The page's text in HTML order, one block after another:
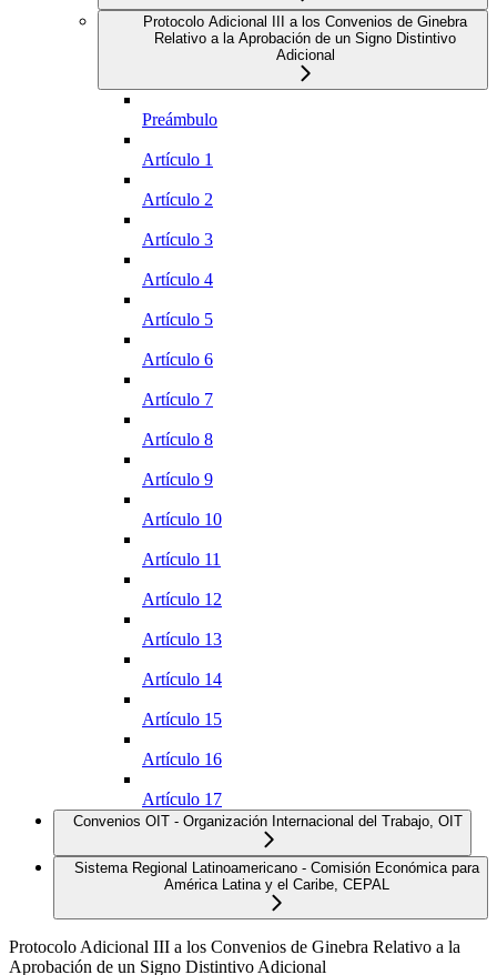
Protocolo Adicional III a los Convenios de Ginebra
Relativo a la Aprobación de un Signo Distintivo
Adicional
Preámbulo
Artículo 1
Artículo 2
Artículo 3
Artículo 4
Artículo 5
Artículo 6
Artículo 7
Artículo 8
Artículo 9
Artículo 10
Artículo 11
Artículo 12
Artículo 13
Artículo 14
Artículo 15
Artículo 16
Artículo 17
Convenios OIT - Organización Internacional del Trabajo, OIT
Sistema Regional Latinoamericano - Comisión Económica para
América Latina y el Caribe, CEPAL
Protocolo Adicional III a los Convenios de Ginebra Relativo a la
Aprobación de un Signo Distintivo Adicional